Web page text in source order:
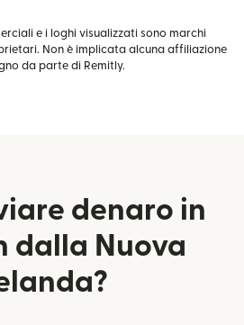
e i loghi visualizzati sono marchi
Non è implicata alcuna affiliazione
da parte di Remitly.
denaro in
dalla Nuova